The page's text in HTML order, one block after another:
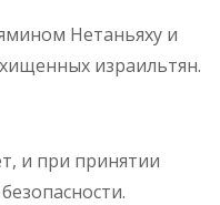
Нетаньяху и
израильтян.
и при принятии